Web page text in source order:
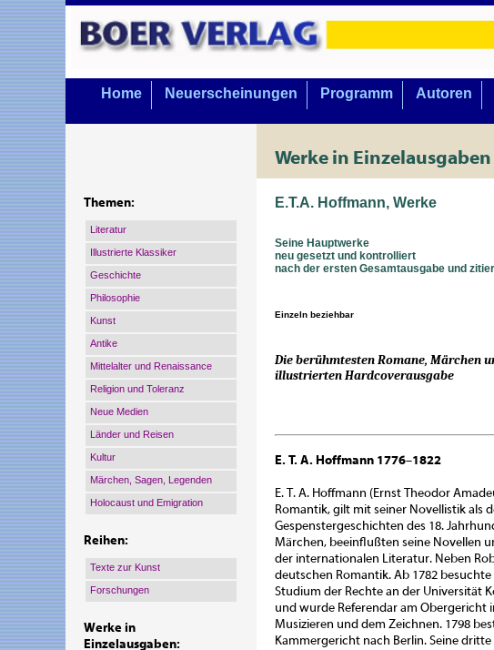
Home Neuerscheinungen Programm Autoren
Werke in Einzelausgaben
Themen:
Literatur
Illustrierte Klassiker
Geschichte
Philosophie
Kunst
Antike
Mittelalter und Renaissance
Religion und Toleranz
Neue Medien
Länder und Reisen
Kultur
Märchen, Sagen, Legenden
Holocaust und Emigration
Reihen:
Texte zur Kunst
Forschungen
Werke in
Einzelausgaben:
E.T.A. Hoffmann, Werke
Seine Hauptwerke
neu gesetzt und kontrolliert
nach der ersten Gesamtausgabe und
Einzeln beziehbar
Die berühmtesten Romane, Märchen
illustrierten Hardcoverausgabe
E. T. A. Hoffmann 1776–1822
E. T. A. Hoffmann (Ernst Theodor
Romantik, gilt mit seiner Novellistik als
Gespenstergeschichten des 18.
Märchen, beeinflußten seine Novellen
der internationalen Literatur. Neben
deutschen Romantik. Ab 1782
Studium der Rechte an der Universität
und wurde Referendar am Obergericht
Musizieren und dem Zeichnen. 1798
Kammergericht nach Berlin. Seine